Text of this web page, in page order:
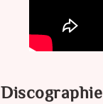
Discographie